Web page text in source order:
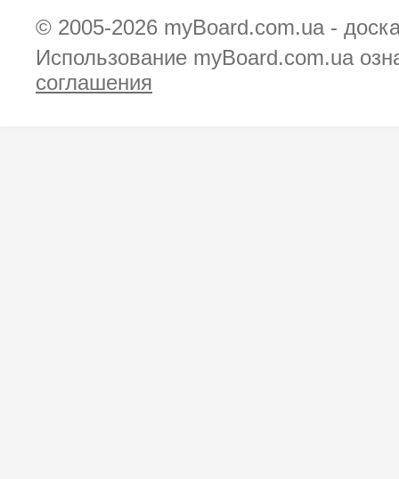
© 2005-2026 myBoard.com.ua -
Использование myBoard.com.ua
соглашения